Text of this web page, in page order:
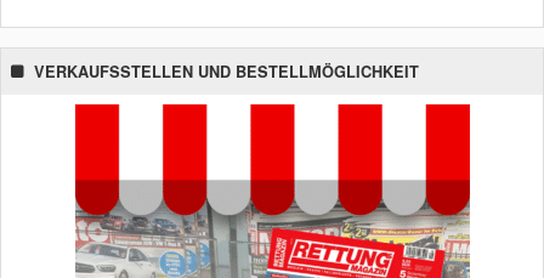
VERKAUFSSTELLEN UND BESTELLMÖGLICHKEIT